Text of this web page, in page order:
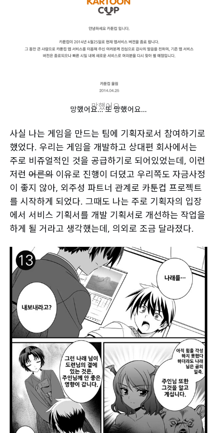
망했어요...
망했어요... 또 망했어요...
사실 나는 게임을 만드는 팀에 기획자로서 참여하기로
했었다. 우리는 게임을 개발하고 상대편 회사에서는
주로 비쥬얼적인 것을 공급하기로 되어있었는데, 이런
저런 어른의 이유로 진행이 더뎠고 우리쪽도 자금사정
이 좋지 않아, 외주성 파트너 관계로 카툰컵 프로젝트
를 시작하게 되었다. 그때도 나는 주로 기획자의 입장
에서 서비스 기획서를 개발 기획서로 개선하는 작업을
하게 될 거라고 생각했는데, 의외로 조금 달라졌다.